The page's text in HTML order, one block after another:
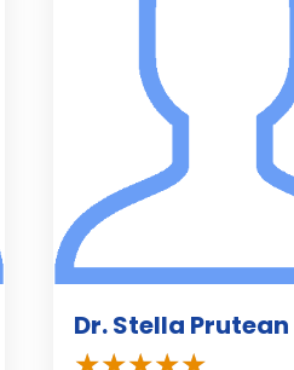
Dr. Stella Prutean